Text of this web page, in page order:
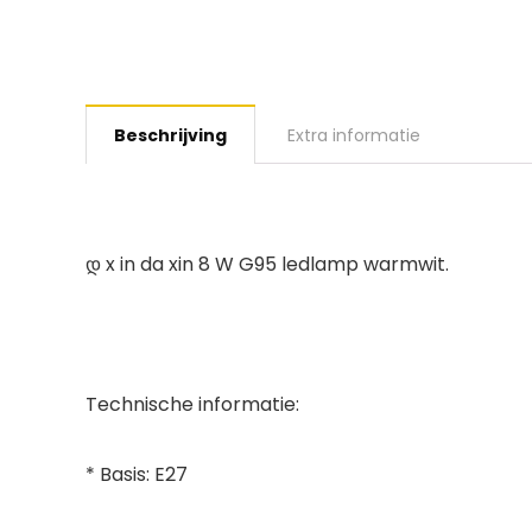
Beschrijving Extra informatie
დ x in da xin 8 W G95 ledlamp warmwit.
Technische informatie:
* Basis: E27